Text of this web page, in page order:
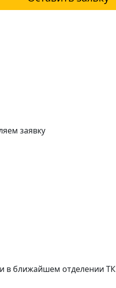
заявку
в ближайшем отделении ТК